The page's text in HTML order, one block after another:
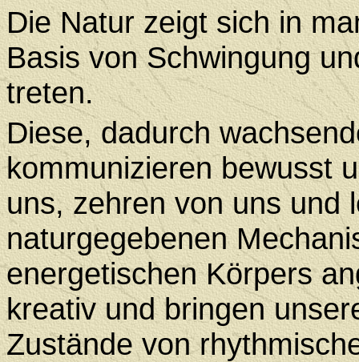
Die Natur zeigt sich in
Basis von Schwingung
treten.
Diese, dadurch
kommunizieren bewusst
uns, zehren von uns und
naturgegebenen
energetischen Körpers
kreativ und bringen
Zustände von